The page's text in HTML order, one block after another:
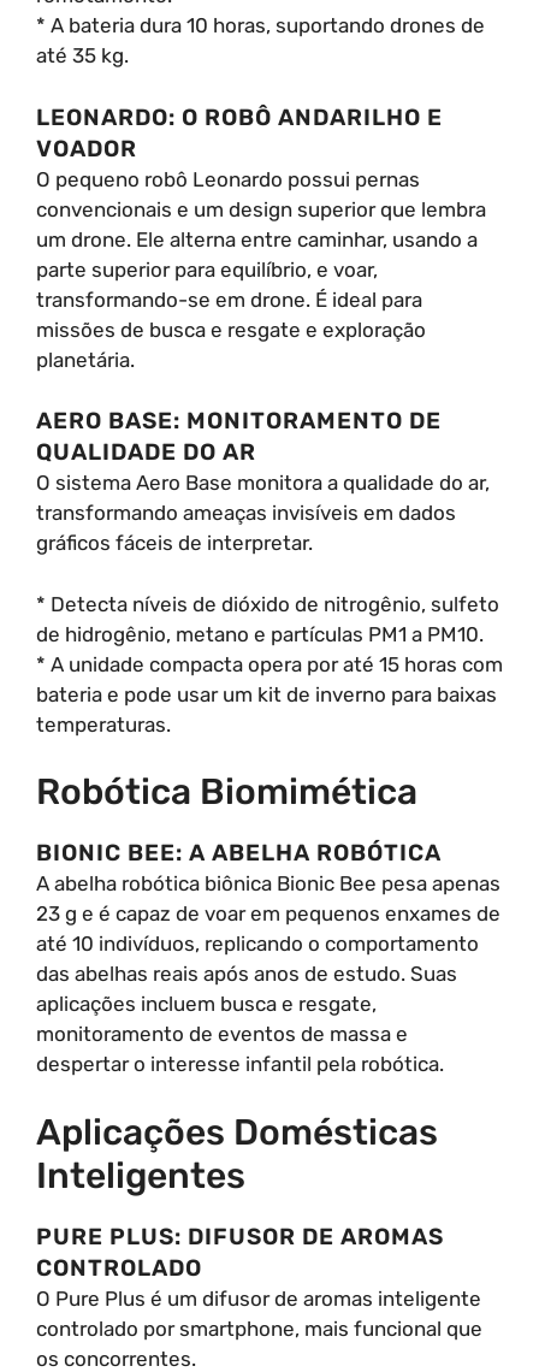
* A bateria dura 10 horas, suportando drones de
até 35 kg.
LEONARDO: O ROBÔ ANDARILHO E
VOADOR
O pequeno robô Leonardo possui pernas
convencionais e um design superior que lembra
um drone. Ele alterna entre caminhar, usando a
parte superior para equilíbrio, e voar,
transformando-se em drone. É ideal para
missões de busca e resgate e exploração
planetária.
AERO BASE: MONITORAMENTO DE
QUALIDADE DO AR
O sistema Aero Base monitora a qualidade do ar,
transformando ameaças invisíveis em dados
gráficos fáceis de interpretar.
* Detecta níveis de dióxido de nitrogênio, sulfeto
de hidrogênio, metano e partículas PM1 a PM10.
* A unidade compacta opera por até 15 horas com
bateria e pode usar um kit de inverno para baixas
temperaturas.
Robótica Biomimética
BIONIC BEE: A ABELHA ROBÓTICA
A abelha robótica biônica Bionic Bee pesa apenas
23 g e é capaz de voar em pequenos enxames de
até 10 indivíduos, replicando o comportamento
das abelhas reais após anos de estudo. Suas
aplicações incluem busca e resgate,
monitoramento de eventos de massa e
despertar o interesse infantil pela robótica.
Aplicações Domésticas
Inteligentes
PURE PLUS: DIFUSOR DE AROMAS
CONTROLADO
O Pure Plus é um difusor de aromas inteligente
controlado por smartphone, mais funcional que
os concorrentes.